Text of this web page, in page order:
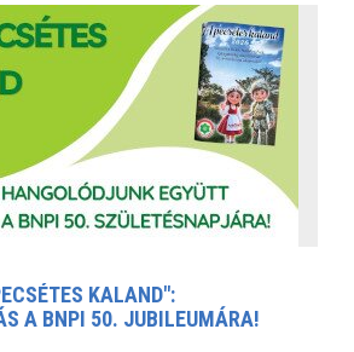
KALAND":
A BNPI 50. JUBILEUMÁRA!